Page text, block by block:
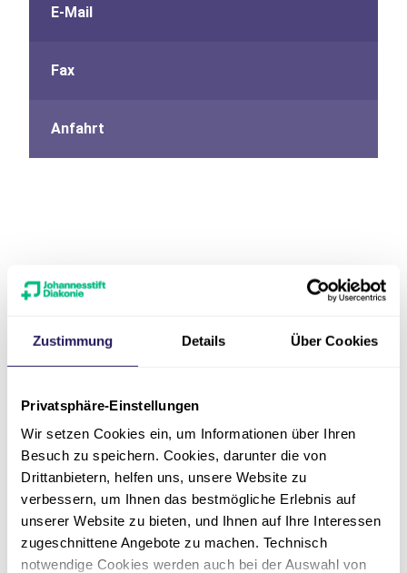
Zustimmung Details Über Cookies
Privatsphäre-Einstellungen
Wir setzen Cookies ein, um Informationen über Ihren
Besuch zu speichern. Cookies, darunter die von
Drittanbietern, helfen uns, unsere Website zu
verbessern, um Ihnen das bestmögliche Erlebnis auf
unserer Website zu bieten, und Ihnen auf Ihre Interessen
zugeschnittene Angebote zu machen. Technisch
notwendige Cookies werden auch bei der Auswahl von
E-Mail
Fax
Anfahrt
Das könnte Sie
Erfahren Sie mehr über das
Qualitätsmanagement im Pflege &
Wohnen Georg Schleusner.
Mehr erfahren
Lob & Kritik